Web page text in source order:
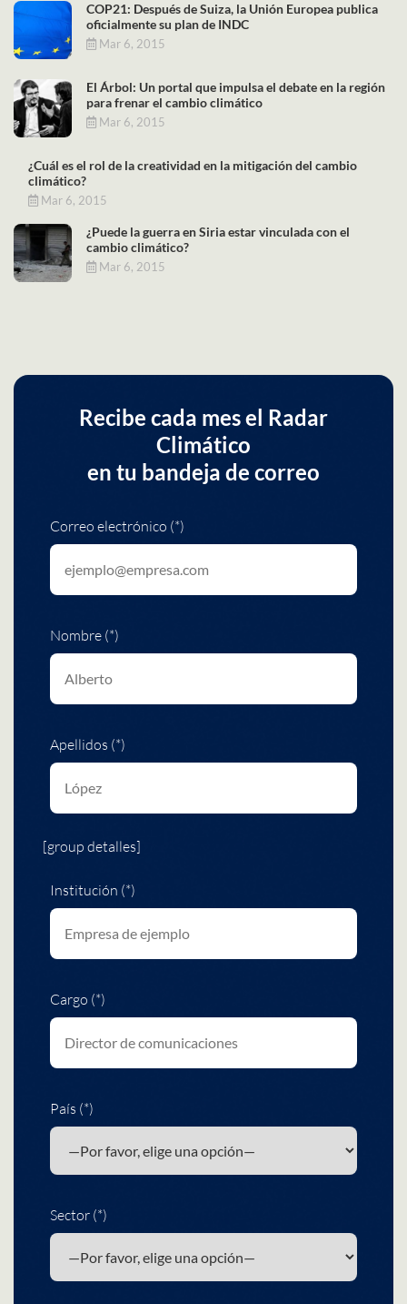
COP21: Después de Suiza, la Unión Europea publica
oficialmente su plan de INDC
Mar 6, 2015
El Árbol: Un portal que impulsa el debate en la región
para frenar el cambio climático
Mar 6, 2015
¿Cuál es el rol de la creatividad en la mitigación del cambio
climático?
Mar 6, 2015
¿Puede la guerra en Siria estar vinculada con el
cambio climático?
Mar 6, 2015
Recibe cada mes el Radar
Climático
en tu bandeja de correo
Correo electrónico (*)
Nombre (*)
Apellidos (*)
[group detalles]
Institución (*)
Cargo (*)
País (*)
Sector (*)